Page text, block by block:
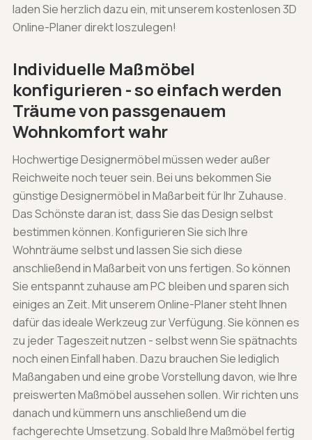
laden Sie herzlich dazu ein, mit unserem kostenlosen 3D
Online-Planer direkt loszulegen!
Individuelle Maßmöbel
konfigurieren - so einfach werden
Träume von passgenauem
Wohnkomfort wahr
Hochwertige Designermöbel müssen weder außer
Reichweite noch teuer sein. Bei uns bekommen Sie
günstige Designermöbel in Maßarbeit für Ihr Zuhause.
Das Schönste daran ist, dass Sie das Design selbst
bestimmen können. Konfigurieren Sie sich Ihre
Wohnträume selbst und lassen Sie sich diese
anschließend in Maßarbeit von uns fertigen. So können
Sie entspannt zuhause am PC bleiben und sparen sich
einiges an Zeit. Mit unserem Online-Planer steht Ihnen
dafür das ideale Werkzeug zur Verfügung. Sie können es
zu jeder Tageszeit nutzen - selbst wenn Sie spätnachts
noch einen Einfall haben. Dazu brauchen Sie lediglich
Maßangaben und eine grobe Vorstellung davon, wie Ihre
preiswerten Maßmöbel aussehen sollen. Wir richten uns
danach und kümmern uns anschließend um die
fachgerechte Umsetzung. Sobald Ihre Maßmöbel fertig